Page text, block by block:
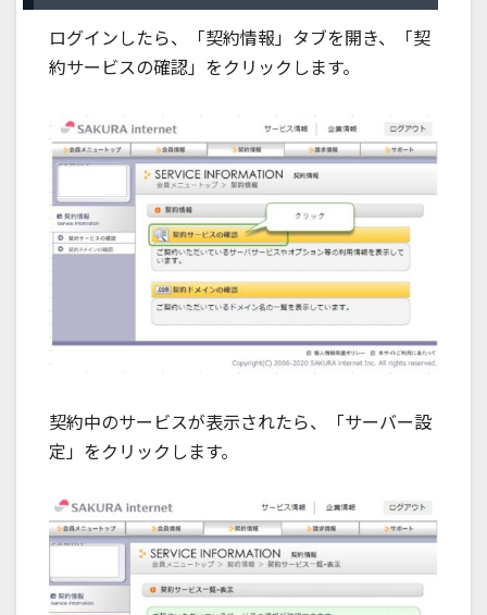
ログインしたら、「契約情報」タブを開き、「契
約サービスの確認」をクリックします。
契約中のサービスが表示されたら、「サーバー設
定」をクリックします。